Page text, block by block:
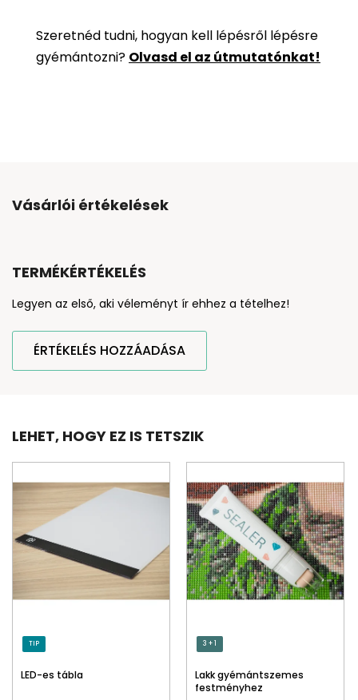
Szeretnéd tudni, hogyan kell lépésről lépésre
gyémántozni? Olvasd el az útmutatónkat!
Vásárlói értékelések
TERMÉKÉRTÉKELÉS
Legyen az első, aki véleményt ír ehhez a tételhez!
ÉRTÉKELÉS HOZZÁADÁSA
LEHET, HOGY EZ IS TETSZIK
TIP
LED-es tábla
3 + 1
Lakk gyémántszemes
festményhez